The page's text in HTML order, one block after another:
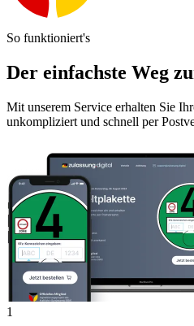
So funktioniert's
Der einfachste Weg
Mit unserem Service erhalten Sie
unkompliziert und schnell per
1